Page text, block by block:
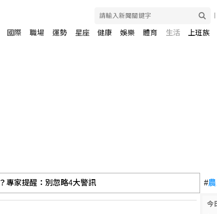
國際 職場 運勢 星座 健康 娛樂 體育 生活 上班族
要拚健康餘命！健康餘命落差逾8年、2030年獨居高齡者估破
#
今